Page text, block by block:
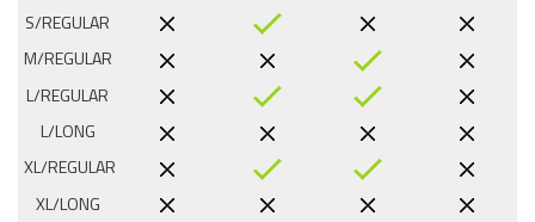
S/REGULAR
M/REGULAR
L/REGULAR
L/LONG
XL/REGULAR
XL/LONG